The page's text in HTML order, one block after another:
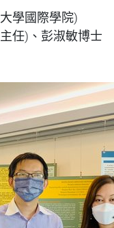
學國際學院)
任)、彭淑敏博士